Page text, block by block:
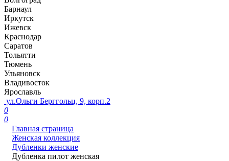
Барнаул
Иркутск
Ижевск
Краснодар
Саратов
Тольятти
Тюмень
Ульяновск
Владивосток
Ярославль
ул.Ольги Берггольц, 9, корп.2
0
0
Главная страница
Женская коллекция
Дубленки женские
Дубленка пилот женская